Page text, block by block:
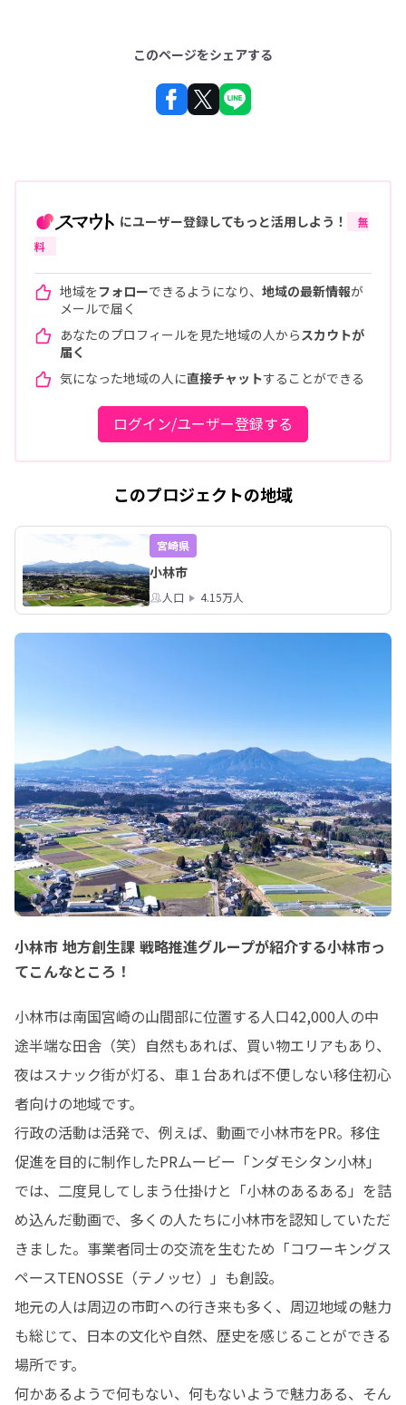
このページをシェアする
にユーザー登録してもっと活用しよう！
無
料
地域をフォローできるようになり、 地域の最新情報が
メールで届く
あなたのプロフィールを見た地域の人から スカウトが
届く
気になった地域の人に直接チャットすることができる
ログイン/ユーザー登録する
このプロジェクトの地域
宮崎県
小林市
人口 4.15万人
小林市 地方創生課 戦略推進グループが紹介する小林市っ
てこんなところ！
小林市は南国宮崎の山間部に位置する人口42,000人の中
途半端な田舎（笑）自然もあれば、買い物エリアもあり、
夜はスナック街が灯る、車１台あれば不便しない移住初心
者向けの地域です。
行政の活動は活発で、例えば、動画で小林市をPR。移住
促進を目的に制作したPRムービー「ンダモシタン小林」
では、二度見してしまう仕掛けと「小林のあるある」を詰
め込んだ動画で、多くの人たちに小林市を認知していただ
きました。事業者同士の交流を生むため「コワーキングス
ペースTENOSSE（テノッセ）」も創設。
地元の人は周辺の市町への行き来も多く、周辺地域の魅力
も総じて、日本の文化や自然、歴史を感じることができる
場所です。
何かあるようで何もない、何もないようで魅力ある、そん